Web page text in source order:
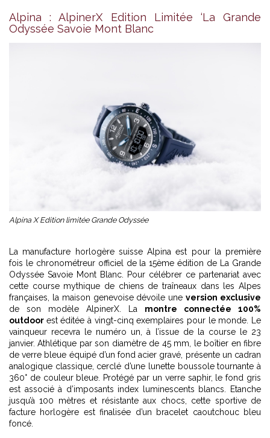
Alpina : AlpinerX Edition Limitée ‘La Grande
Odyssée Savoie Mont Blanc
Alpina X Edition limitée Grande Odyssée
La manufacture horlogère suisse Alpina est pour la première
fois le chronométreur officiel de la 15ème édition de La Grande
Odyssée Savoie Mont Blanc. Pour célébrer ce partenariat avec
cette course mythique de chiens de traîneaux dans les Alpes
françaises, la maison genevoise dévoile uneversion exclusive
de son modèle AlpinerX. La montre connectée 100%
outdoor est éditée à vingt-cinq exemplaires pour le monde. Le
vainqueur recevra le numéro un, à l’issue de la course le 23
janvier. Athlétique par son diamètre de 45 mm, le boîtier en fibre
de verre bleue équipé d’un fond acier gravé, présente un cadran
analogique classique, cerclé d’une lunette boussole tournante à
360° de couleur bleue. Protégé par un verre saphir, le fond gris
est associé à d’imposants index luminescents blancs. Etanche
jusqu’à 100 mètres et résistante aux chocs, cette sportive de
facture horlogère est finalisée d’un bracelet caoutchouc bleu
foncé.